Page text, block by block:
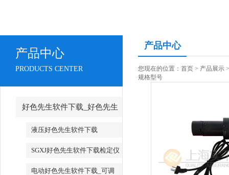
产品中心
PRODUCTS CENTER
好色先生软件下载_好色先生
软件下载厂家
液压好色先生软件下载
SGXJ好色先生软件下载检定仪
_SGXJ扭矩扳手检定仪
电动好色先生软件下载_可调
产品中心
您现在的位置： 首页 > 产品展示
规格型号